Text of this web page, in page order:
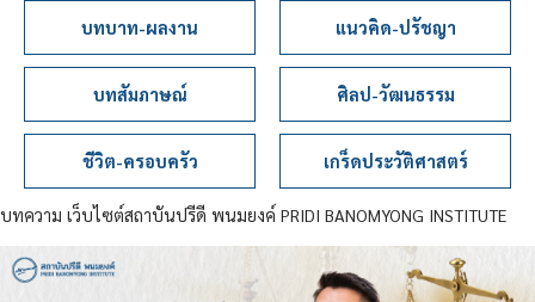
บทบาท-ผลงาน แนวคิด-ปรัชญา
บทสัมภาษณ์ ศิลป-วัฒนธรรม
ชีวิต-ครอบครัว เกร็ดประวัติศาสตร์
บทความ เว็บไซต์สถาบันปรีดี พนมยงค์ PRIDI BANOMYONG INSTITUTE